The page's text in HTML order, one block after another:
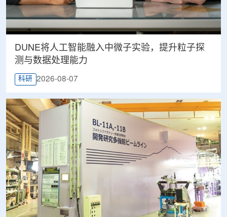
DUNE将人工智能融入中微子实验，提升粒子探
测与数据处理能力
科研 2026-08-07